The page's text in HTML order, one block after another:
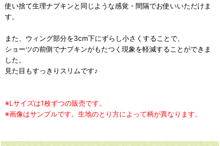
使い捨て生理ナプキンと同じような感覚・間隔でお使いいただけま
す。
また、ウィング部分を3cm下にずらし小さくすることで、
ショーツの前側でナプキンがもたつく現象を軽減することができま
した。
見た目もすっきりスリムです♪
※Lサイズは1枚ずつの販売です。
※画像はサンプルです。生地のとり方によって柄が異なります。